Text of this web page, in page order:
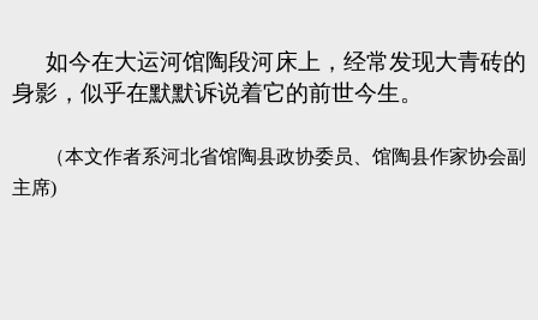
如今在大运河馆陶段河床上，经常发现大青砖的
身影，似乎在默默诉说着它的前世今生。
（本文作者系河北省馆陶县政协委员、馆陶县作家协会副
主席)